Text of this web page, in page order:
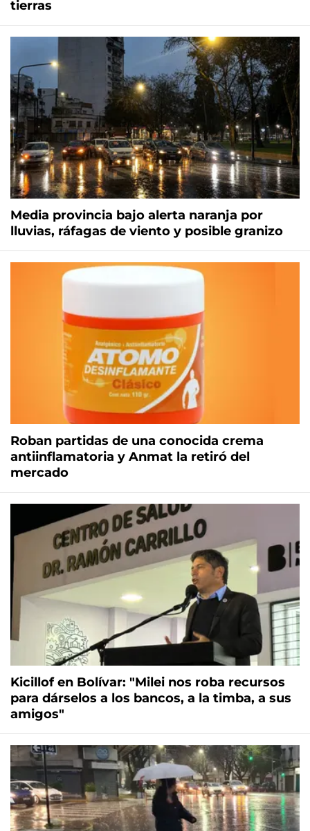
tierras
Media provincia bajo alerta naranja por
lluvias, ráfagas de viento y posible granizo
Roban partidas de una conocida crema
antiinflamatoria y Anmat la retiró del
mercado
Kicillof en Bolívar: "Milei nos roba recursos
para dárselos a los bancos, a la timba, a sus
amigos"